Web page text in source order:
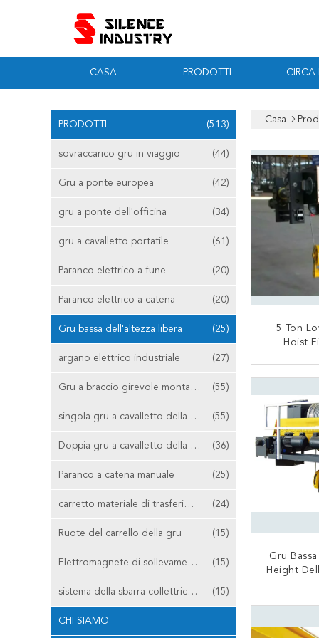
CASA PRODOTTI CIRCA
PRODOTTI (513)
sovraccarico gru in viaggio (44)
Gru a ponte europea (42)
gru a ponte dell'officina (34)
gru a cavalletto portatile (61)
Paranco elettrico a fune (20)
Paranco elettrico a catena (20)
Gru bassa dell'altezza libera (25)
argano elettrico industriale (27)
Gru a braccio girevole montata colonna (55)
singola gru a cavalletto della trave (55)
Doppia gru a cavalletto della trave (36)
Paranco a catena manuale (25)
carretto materiale di trasferimento (24)
Ruote del carrello della gru (15)
Elettromagnete di sollevamento (15)
sistema della sbarra collettrice della gru (15)
CHI SIAMO
Casa
5 Ton
Hoist
Gru
Height